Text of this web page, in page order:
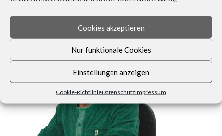
Cookies akzeptieren
Nur funktionale Cookies
Einstellungen anzeigen
Cookie-RichtlinieDatenschutzImpressum